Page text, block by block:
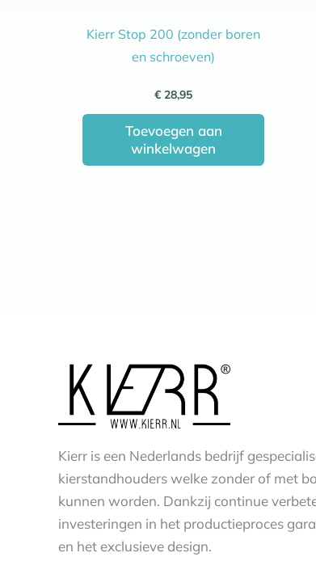
Kierr Stop 200 (zonder boren
en schroeven)
€ 28,95
Toevoegen aan
winkelwagen
Kierr is een Nederlands bedrijf
kierstandhouders welke zonder of met
kunnen worden. Dankzij continue
investeringen in het productieproces
en het exclusieve design.